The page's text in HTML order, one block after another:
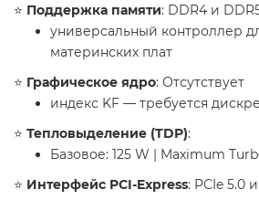
⭐️ Поддержка памяти: DDR4 и
универсальный контроллер
материнских плат
⭐️ Графическое ядро: Отсутствует
индекс KF — требуется
⭐️ Тепловыделение (TDP):
Базовое: 125 W | Maximum
⭐️ Интерфейс PCI-Express: PCIe 5.0